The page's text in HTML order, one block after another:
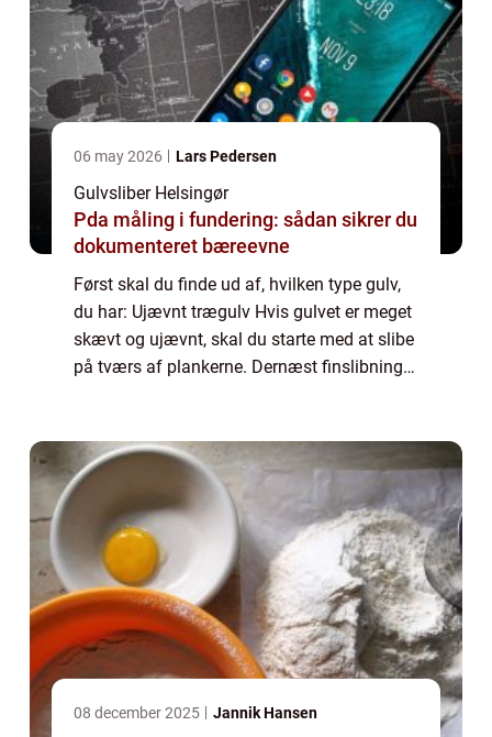
06 may 2026 Lars Pedersen
Gulvsliber Helsingør
Pda måling i fundering: sådan sikrer du
dokumenteret bæreevne
Først skal du finde ud af, hvilken type gulv,
du har: Ujævnt trægulv Hvis gulvet er meget
skævt og ujævnt, skal du starte med at slibe
på tværs af plankerne. Dernæst finslibning
08 december 2025 Jannik Hansen